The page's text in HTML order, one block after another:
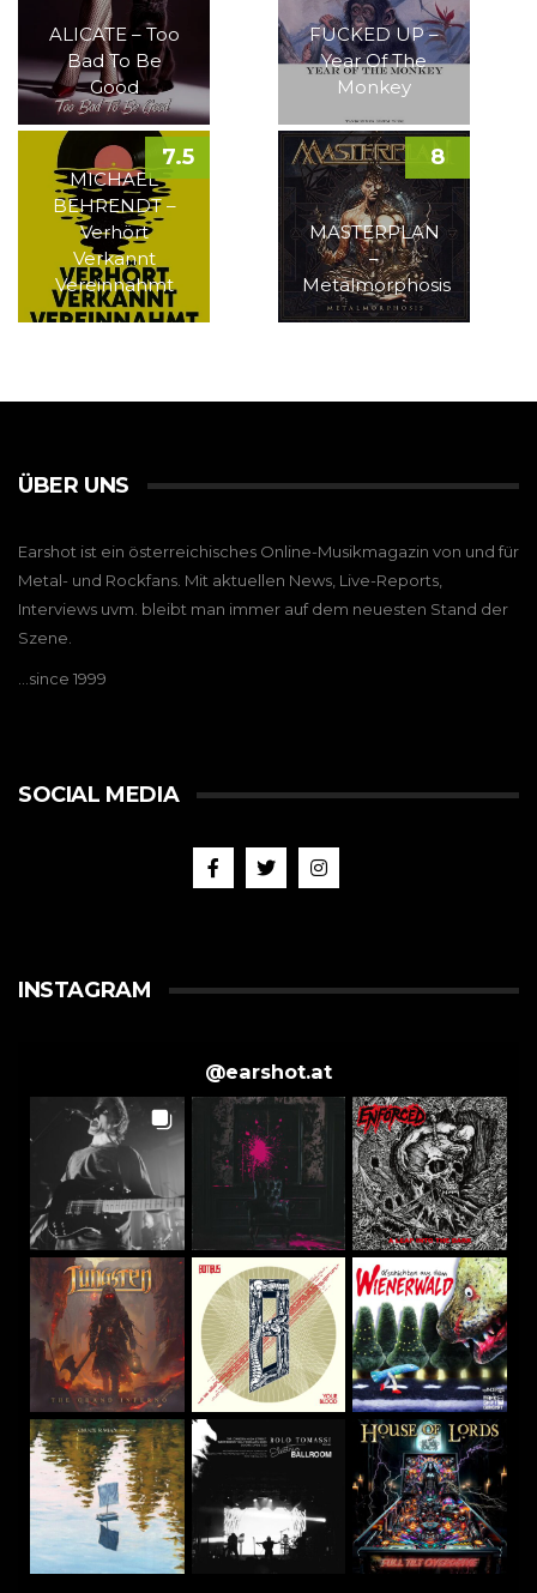
ALICATE – Too
Bad To Be
Good
FUCKED UP –
Year Of The
Monkey
MICHAEL
BEHRENDT –
Verhört
Verkannt
Vereinnahmt
7.5
MASTERPLAN
–
Metalmorphosis
8
ÜBER UNS
Earshot ist ein österreichisches Online-Musikmagazin von und für
Metal- und Rockfans. Mit aktuellen News, Live-Reports,
Interviews uvm. bleibt man immer auf dem neuesten Stand der
Szene.
…since 1999
SOCIAL MEDIA
INSTAGRAM
@earshot.at